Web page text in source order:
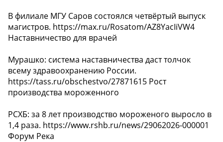
В филиале МГУ Саров состоялся четвёртый выпуск
магистров. https://max.ru/Rosatom/AZ8YacIiVW4
Наставничество для врачей
Мурашко: система наставничества даст толчок
всему здравоохранению России.
https://tass.ru/obschestvo/27871615 Рост
производства мороженного
РСХБ: за 8 лет производство мороженого выросло в
1,4 раза. https://www.rshb.ru/news/29062026-000001
Форум Река